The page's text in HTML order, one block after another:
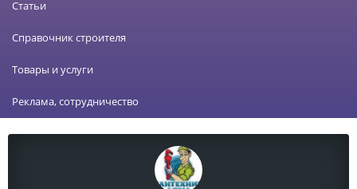
Статьи
Справочник строителя
Товары и услуги
Реклама, сотрудничество